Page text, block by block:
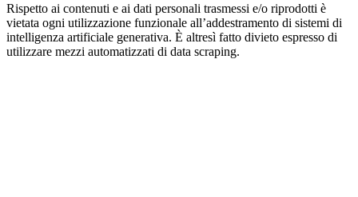
Rispetto ai contenuti e ai dati personali trasmessi e/o riprodotti è
vietata ogni utilizzazione funzionale all’addestramento di sistemi di
intelligenza artificiale generativa. È altresì fatto divieto espresso di
utilizzare mezzi automatizzati di data scraping.